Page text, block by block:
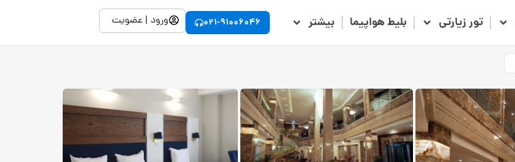
تور زیارتی بلیط هواپیما بیشتر 021-91006046 ورود | عضویت